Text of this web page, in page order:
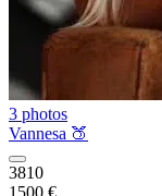
3 photos
Vannesa 🍑
3810
1500 €